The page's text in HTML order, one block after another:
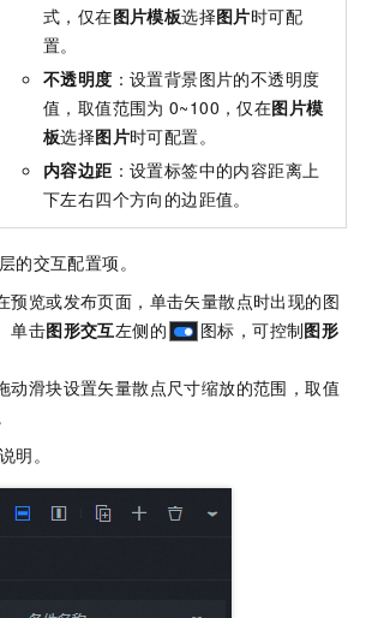
式，仅在图片模板选择图片时可配
置。
不透明度 ：设置背景图片的不透明度
值，取值范围为 0~100，仅在图片模
板选择图片时可配置。
内容边距 ：设置标签中的内容距离上
下左右四个方向的边距值。
的交互配置项。
预览或发布页面，单击矢量散点时出现的图
单击图形交互左侧的 图标，可控制图形
动滑块设置矢量散点尺寸缩放的范围，取值
明。